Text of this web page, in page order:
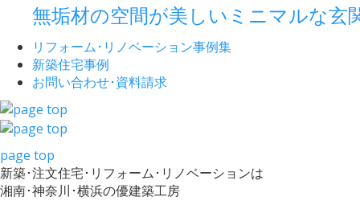
無垢材の空間が美しいミニマルな玄
リフォーム･ リノベーション事例集
新築住宅事例
お問い合わせ･資料請求
page top
新築･注文住宅･リフォーム･リノベーションは
湘南･神奈川･横浜の優建築工房